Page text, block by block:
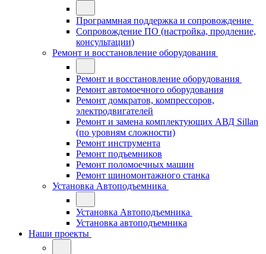
Программная поддержка и сопровождение
Сопровождение ПО (настройка, продление,
консультации)
Ремонт и восстановление оборудования
Ремонт и восстановление оборудования
Ремонт автомоечного оборудования
Ремонт домкратов, компрессоров,
электродвигателей
Ремонт и замена комплектующих АВД Sillan
(по уровням сложности)
Ремонт инструмента
Ремонт подъемников
Ремонт поломоечных машин
Ремонт шиномонтажного станка
Установка Автоподъемника
Установка Автоподъемника
Установка автоподъемника
Наши проекты